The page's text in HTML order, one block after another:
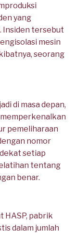
yang
Insiden tersebut
mesin
seorang
di masa depan,
pemeliharaan
nomor
setiap
tentang
benar.
HASP, pabrik
dalam jumlah